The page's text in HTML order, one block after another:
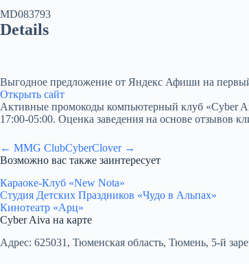
MD083793
Details
Выгодное предложение от Яндекс Афиши на первый
Открыть сайт
Активные промокоды компьютерный клуб «Cyber
17:00-05:00. Оценка заведения на основе отзывов
← MMG ClubCyberClover →
Возможно вас также заинтересует
Караоке-Клуб «New Nota»
Студия Детских Праздников «Чудо в Альпах»
Кинотеатр «Арц»
Cyber Aiva на карте
Адрес: 625031, Тюменская область, Тюмень, 5-й